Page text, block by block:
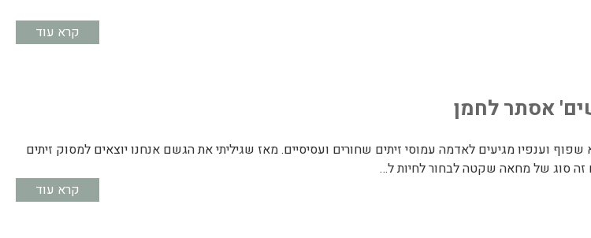
קרא עוד
אסתר לחמן
וענפיו מגיעים לאדמה עמוסי זיתים שחורים ועסיסיים. מאז שגיליתי את הגשם אנחנו יוצאים למסוק זיתים
זה סוג של מחאה שקטה לבחור לחיות ל…
קרא עוד